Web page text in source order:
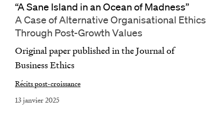
“A Sane Island in an Ocean of Madness”
A Case of Alternative Organisational Ethics
Through Post-Growth Values
Original paper published in the Journal of
Business Ethics
Récits post-croissance
13 janvier 2025